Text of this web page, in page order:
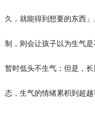
久，就能得到想要的东西
制，则会让孩子以为生气
暂时低头不生气；但是，
态，生气的情绪累积到超